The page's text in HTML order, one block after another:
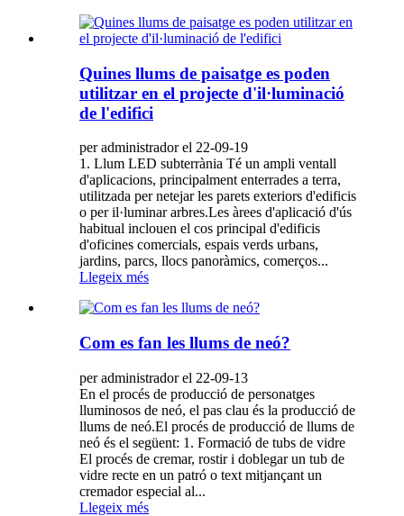
Quines llums de paisatge es poden
utilitzar en el projecte d'il·luminació
de l'edifici
per administrador el 22-09-19
1. Llum LED subterrània Té un ampli ventall
d'aplicacions, principalment enterrades a terra,
utilitzada per netejar les parets exteriors d'edificis
o per il·luminar arbres.Les àrees d'aplicació d'ús
habitual inclouen el cos principal d'edificis
d'oficines comercials, espais verds urbans,
jardins, parcs, llocs panoràmics, comerços...
Llegeix més
Com es fan les llums de neó?
per administrador el 22-09-13
En el procés de producció de personatges
lluminosos de neó, el pas clau és la producció de
llums de neó.El procés de producció de llums de
neó és el següent: 1. Formació de tubs de vidre
El procés de cremar, rostir i doblegar un tub de
vidre recte en un patró o text mitjançant un
cremador especial al...
Llegeix més